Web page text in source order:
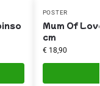
POSTER
Mum Of
cm
€18,90